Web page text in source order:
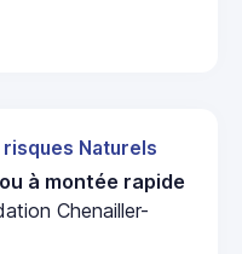
Naturels
à montée rapide
Chenailler-